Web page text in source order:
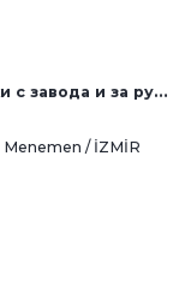
ИЗМИР - региональный офис (продажи с завода и за рубеж)
Menemen / İZMİR